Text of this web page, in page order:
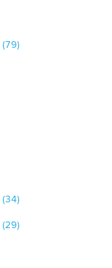
(79)
(34)
(29)